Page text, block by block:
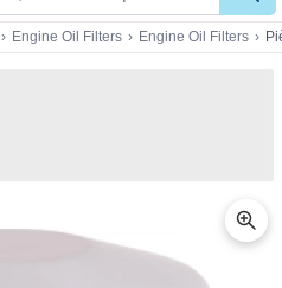
› Engine Oil Filters › Engine Oil Filters ›